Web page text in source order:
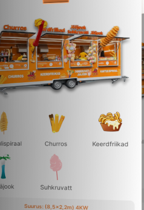
Churros Keerdfriikad
Suhkruvatt
Suurus: (8,5×2,2m) 4KW
Kartulispiraal